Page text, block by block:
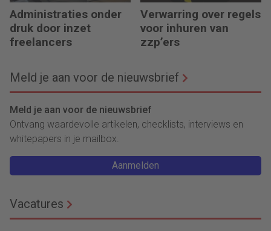
Administraties onder
druk door inzet
freelancers
Verwarring over regels
voor inhuren van
zzp’ers
Meld je aan voor de nieuwsbrief
Meld je aan voor de nieuwsbrief
Ontvang waardevolle artikelen, checklists, interviews en
whitepapers in je mailbox.
Aanmelden
Vacatures